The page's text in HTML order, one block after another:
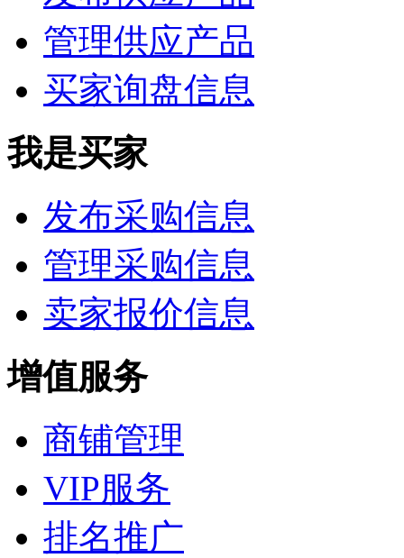
管理供应产品
买家询盘信息
我是买家
发布采购信息
管理采购信息
卖家报价信息
增值服务
商铺管理
VIP服务
排名推广